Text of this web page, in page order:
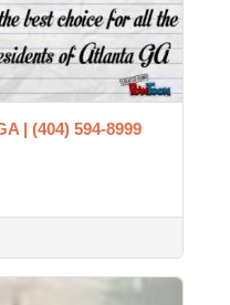
| (404) 594-8999